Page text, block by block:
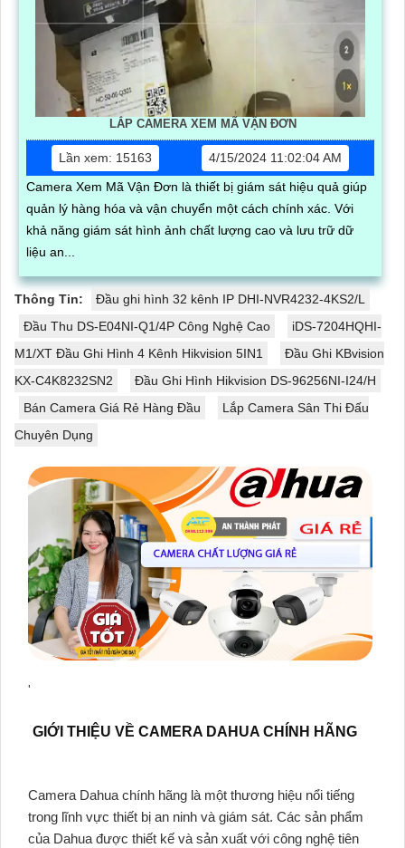
LẮP CAMERA XEM MÃ VẬN ĐƠN
Lần xem: 15163
4/15/2024 11:02:04 AM
Camera Xem Mã Vận Đơn là thiết bị giám sát hiệu quả giúp
quản lý hàng hóa và vận chuyển một cách chính xác. Với
khả năng giám sát hình ảnh chất lượng cao và lưu trữ dữ
liệu an...
Thông Tin:
Đầu ghi hình 32 kênh IP DHI-NVR4232-4KS2/L
Đầu Thu DS-E04NI-Q1/4P Công Nghệ Cao
iDS-7204HQHI-
M1/XT Đầu Ghi Hình 4 Kênh Hikvision 5IN1
Đầu Ghi KBvision
KX-C4K8232SN2
Đầu Ghi Hình Hikvision DS-96256NI-I24/H
Bán Camera Giá Rẻ Hàng Đầu
Lắp Camera Sân Thi Đấu
Chuyên Dụng
'
GIỚI THIỆU VỀ CAMERA DAHUA CHÍNH HÃNG
Camera Dahua chính hãng là một thương hiệu nổi tiếng
trong lĩnh vực thiết bị an ninh và giám sát. Các sản phẩm
của Dahua được thiết kế và sản xuất với công nghệ tiên